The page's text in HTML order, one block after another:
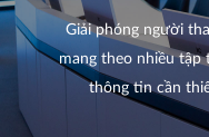
Giải phóng người
mang theo nhiều tập
thông tin cần